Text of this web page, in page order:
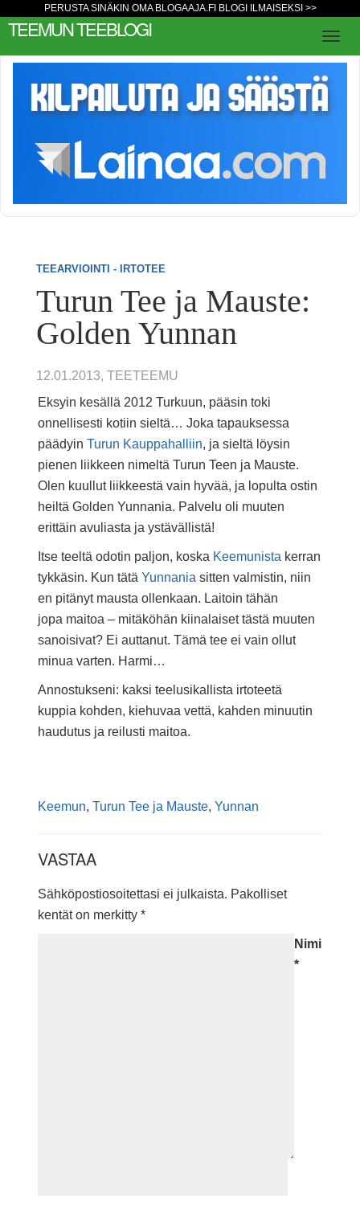
PERUSTA SINÄKIN OMA BLOGAAJA.FI BLOGI ILMAISEKSI >>
TEEMUN TEEBLOGI
TEEARVIOINTI - IRTOTEE
Turun Tee ja Mauste:
Golden Yunnan
12.01.2013, TEETEEMU
Eksyin kesällä 2012 Turkuun, pääsin toki
onnellisesti kotiin sieltä… Joka tapauksessa
päädyin Turun Kauppahalliin, ja sieltä löysin
pienen liikkeen nimeltä Turun Teen ja Mauste.
Olen kuullut liikkeestä vain hyvää, ja lopulta ostin
heiltä Golden Yunnania. Palvelu oli muuten
erittäin avuliasta ja ystävällistä!
Itse teeltä odotin paljon, koska Keemunista kerran
tykkäsin. Kun tätä Yunnania sitten valmistin, niin
en pitänyt mausta ollenkaan. Laitoin tähän
jopa maitoa – mitäköhän kiinalaiset tästä muuten
sanoisivat? Ei auttanut. Tämä tee ei vain ollut
minua varten. Harmi…
Annostukseni: kaksi teelusikallista irtoteetä
kuppia kohden, kiehuvaa vettä, kahden minuutin
haudutus ja reilusti maitoa.
Keemun, Turun Tee ja Mauste, Yunnan
VASTAA
Sähköpostiosoitettasi ei julkaista. Pakolliset
kentät on merkitty *
Nimi
*